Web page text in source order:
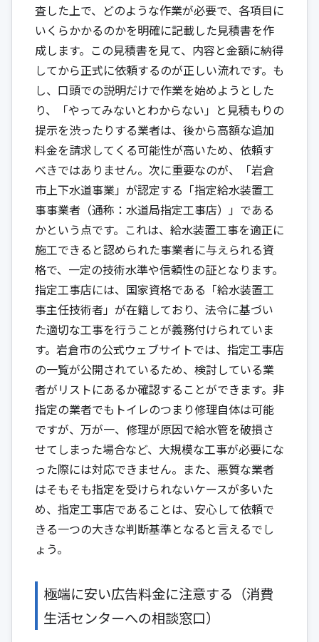
査した上で、どのような作業が必要で、各項目に
いくらかかるのかを明確に記載した見積書を作
成します。この見積書を見て、内容と金額に納得
してから正式に依頼するのが正しい流れです。も
し、口頭での説明だけで作業を始めようとした
り、「やってみないとわからない」と見積もりの
提示を渋ったりする業者は、後から高額な追加
料金を請求してくる可能性が高いため、依頼す
べきではありません。次に重要なのが、「岩倉
市上下水道事業」が認定する「指定給水装置工
事事業者（通称：水道局指定工事店）」である
かという点です。これは、給水装置工事を適正に
施工できると認められた事業者に与えられる資
格で、一定の技術水準や信頼性の証となります。
指定工事店には、国家資格である「給水装置工
事主任技術者」が在籍しており、法令に基づい
た適切な工事を行うことが義務付けられていま
す。岩倉市の公式ウェブサイトでは、指定工事店
の一覧が公開されているため、検討している業
者がリストにあるか確認することができます。非
指定の業者でもトイレのつまり修理自体は可能
ですが、万が一、修理が原因で給水管を破損さ
せてしまった場合など、大規模な工事が必要にな
った際には対応できません。また、悪質な業者
はそもそも指定を受けられないケースが多いた
め、指定工事店であることは、安心して依頼で
きる一つの大きな判断基準となると言えるでし
ょう。
極端に安い広告料金に注意する（消費
生活センターへの相談窓口）